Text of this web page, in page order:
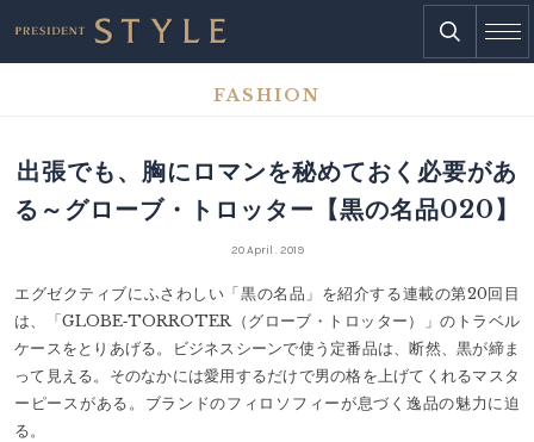
FASHION
出張でも、胸にロマンを秘めておく必要があ
る～グローブ・トロッター【黒の名品020】
20 April . 2019
エグゼクティブにふさわしい「黒の名品」を紹介する連載の第20回目
は、「GLOBE‐TORROTER（グローブ・トロッター）」のトラベル
ケースをとりあげる。ビジネスシーンで使う定番品は、断然、黒が締ま
って見える。そのなかには愛用するだけで男の格を上げてくれるマスタ
ーピースがある。ブランドのフィロソフィーが息づく逸品の魅力に迫
る。